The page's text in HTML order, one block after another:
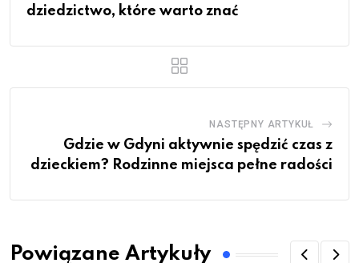
dziedzictwo, które warto znać
NASTĘPNY ARTYKUŁ
Gdzie w Gdyni aktywnie spędzić czas z
dzieckiem? Rodzinne miejsca pełne radości
Powiązane Artykuły